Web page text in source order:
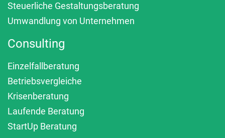
Steuerliche Gestaltungsberatung
Umwandlung von Unternehmen
Consulting
Einzelfallberatung
Betriebsvergleiche
Krisenberatung
Laufende Beratung
StartUp Beratung